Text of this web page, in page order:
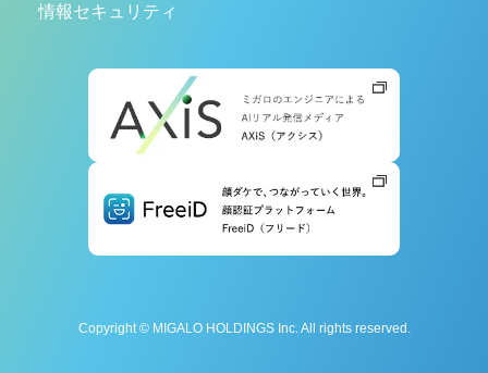
情報セキュリティ
Copyright © MIGALO HOLDINGS Inc. All rights reserved.